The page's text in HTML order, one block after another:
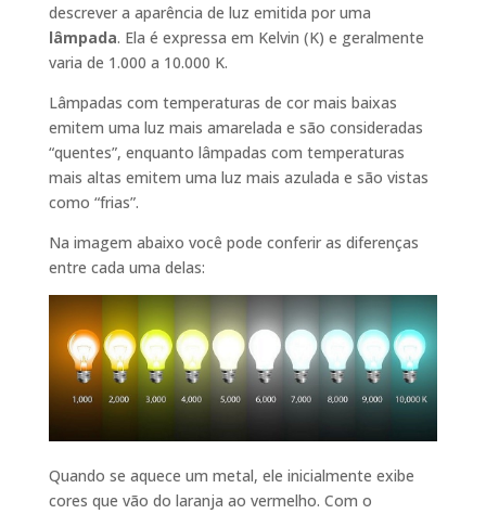
descrever a aparência de luz emitida por uma
lâmpada. Ela é expressa em Kelvin (K) e geralmente
varia de 1.000 a 10.000 K.
Lâmpadas com temperaturas de cor mais baixas
emitem uma luz mais amarelada e são consideradas
“quentes”, enquanto lâmpadas com temperaturas
mais altas emitem uma luz mais azulada e são vistas
como “frias”.
Na imagem abaixo você pode conferir as diferenças
entre cada uma delas:
Quando se aquece um metal, ele inicialmente exibe
cores que vão do laranja ao vermelho. Com o